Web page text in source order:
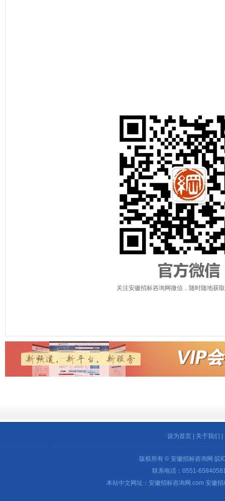
关注安徽招标咨询网微信，随时随地获
设为首页 关于我们
版权所有 © 安徽招标咨询网 皖
联系电话：0551-
本站中文网址：安徽招标咨询网.com 安徽